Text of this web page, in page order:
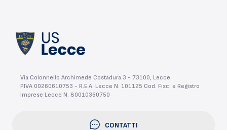
Via Colonnello Archimede Costadura 3 - 73100, Lecce
P.IVA 00260610753 - R.E.A. Lecce N. 101125 Cod. Fisc. e Registro
Imprese Lecce N. 80010360750
CONTATTI